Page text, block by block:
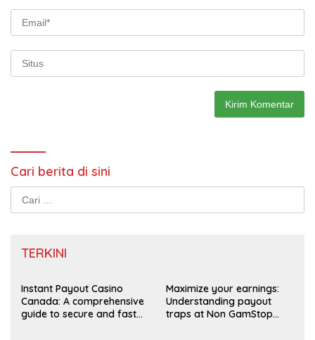
Cari berita di sini
Cari
untuk:
TERKINI
Instant Payout Casino
Canada: A comprehensive
guide to secure and fast
Maximize your earnings:
Understanding payout
traps at Non GamStop